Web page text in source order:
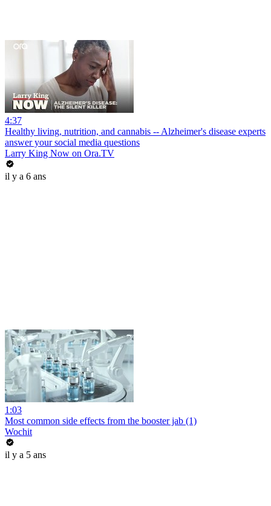
4:37
Healthy living, nutrition, and cannabis -- Alzheimer's disease experts
answer your social media questions
Larry King Now on Ora.TV
il y a 6 ans
1:03
Most common side effects from the booster jab (1)
Wochit
il y a 5 ans